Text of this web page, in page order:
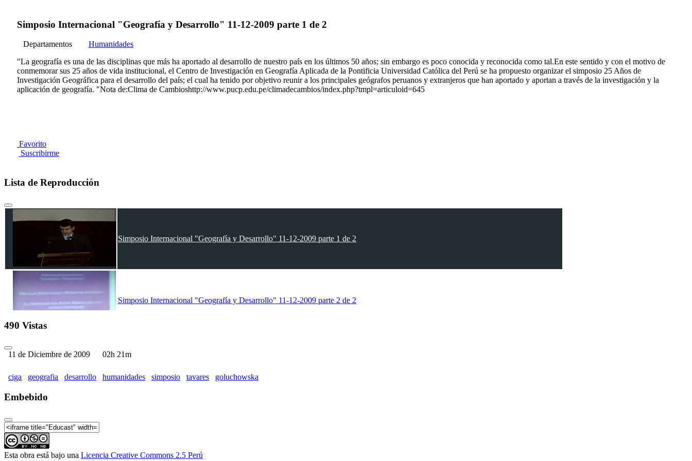
Simposio Internacional "Geografía y Desarrollo" 11-12-2009 parte 1 de 2
Departamentos
Humanidades
"La geografía es una de las disciplinas que más ha aportado al desarrollo de nuestro país en los últimos 50 años; sin embargo es poco conocida y reconocida como tal.En este sentido y con el motivo de
conmemorar sus 25 años de vida institucional, el Centro de Investigación en Geografía Aplicada de la Pontificia Universidad Católica del Perú se ha propuesto organizar el simposio 25 Años de
Investigación Geográfica para el desarrollo del país; el cual ha tenido por objetivo reunir a los principales geógrafos peruanos y extranjeros que han aportado y aportan a través de la investigación y la
aplicación de geografía. "Nota de:Clima de Cambioshttp://www.pucp.edu.pe/climadecambios/index.php?tmpl=articuloid=645
Favorito
Suscribirme
Lista de Reproducción
Simposio Internacional "Geografía y Desarrollo" 11-12-2009 parte 1 de 2
Simposio Internacional "Geografía y Desarrollo" 11-12-2009 parte 2 de 2
490 Vistas
11 de Diciembre de 2009 02h 21m
ciga geografia desarrollo humanidades simposio tavares goluchowska
Embebido
Esta obra está bajo una Licencia Creative Commons 2.5 Perú